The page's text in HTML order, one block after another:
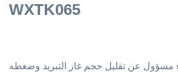
WXTK065
مسؤول عن تقليل حجم غاز التبريد وضغطه